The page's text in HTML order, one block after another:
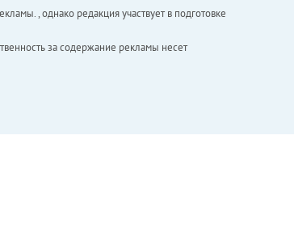
, однако редакция участвует в подготовке
за содержание рекламы несет